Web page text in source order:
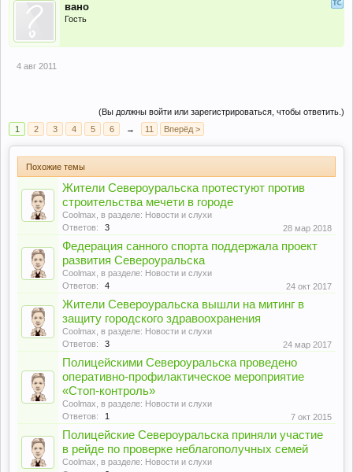
вано
Гость
4 авг 2011
(Вы должны войти или зарегистрироваться, чтобы ответить.)
1
2 3 4 5 6 → 11 Вперёд >
Похожие темы
Жители Североуральска протестуют против
строительства мечети в городе
Coolmax , в разделе: Новости и слухи
Ответов:
3 28 мар 2018
Федерация санного спорта поддержала проект
развития Североуральска
Coolmax , в разделе: Новости и слухи
Ответов:
4 24 окт 2017
Жители Североуральска вышли на митинг в
защиту городского здравоохранения
Coolmax , в разделе: Новости и слухи
Ответов:
3 24 мар 2017
Полицейскими Североуральска проведено
оперативно-профилактическое мероприятие
«Стоп-контроль»
Coolmax , в разделе: Новости и слухи
Ответов:
1 7 окт 2015
Полицейские Североуральска приняли участие
в рейде по проверке неблагополучных семей
Coolmax , в разделе: Новости и слухи